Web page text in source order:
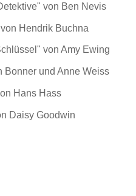
von Ben Nevis
Hendrik Buchna
von Amy Ewing
Bonner und Anne Weiss
Hans Hass
Daisy Goodwin